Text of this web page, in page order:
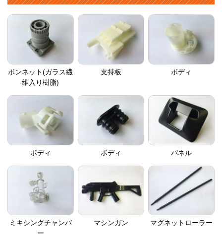
ボンネット(ガラス繊
維入り樹脂)
支持板 ボディ
ボディ ボディ パネル
ミキシングチャンバ
ー
マシンガン マグネットローラー